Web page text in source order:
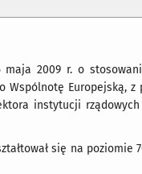
2009 r. o
Wspólnotę Europejską, z
instytucji
się na poziomie